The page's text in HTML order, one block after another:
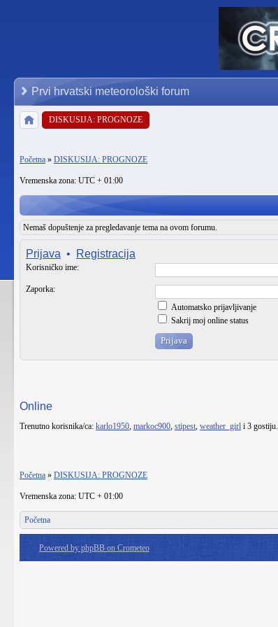
Prvi hrvatski meteorološki forum
DISKUSIJA: PROGNOZE
Početna » DISKUSIJA: PROGNOZE
Vremenska zona: UTC + 01:00
Nemaš dopuštenje za pregledavanje tema na ovom forumu.
Prijava • Registracija
Korisničko ime:
Zaporka:
Automatsko prijavljivanje
Sakrij moj online status
Online
Trenutno korisnika/ca: karlo1950, markoc900, stipest, weather_girl i 3 gostiju.
Početna » DISKUSIJA: PROGNOZE
Vremenska zona: UTC + 01:00
Početna
Powered by phpBB on Crometeo